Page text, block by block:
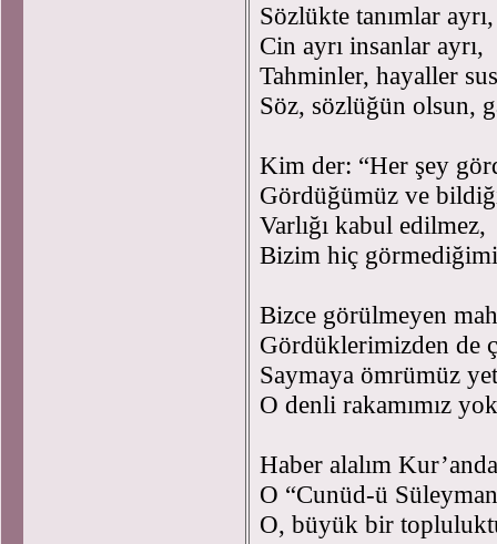
Sözlükte tanımlar
Cin ayrı insanlar ayrı,
Tahminler, hayaller
Söz, sözlüğün olsun,
Kim der: “Her şey
Gördüğümüz ve
Varlığı kabul edilmez,
Bizim hiç
Bizce görülmeyen
Gördüklerimizden de
Saymaya ömrümüz
O denli rakamımız
Haber alalım
O “Cunüd-ü
O, büyük bir